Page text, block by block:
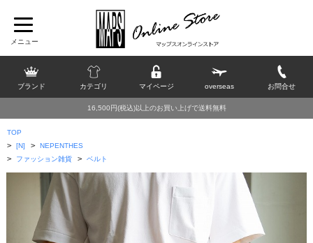
ブランド カテゴリ マイページ overseas お問合せ
16,500円(税込)以上のお買い上げで送料無料
TOP
> [N] > NEPENTHES
> ファッション雑貨 > ベルト